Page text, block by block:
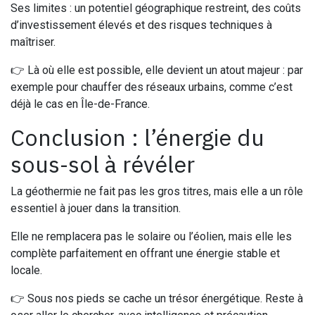
Ses limites : un potentiel géographique restreint, des coûts
d’investissement élevés et des risques techniques à
maîtriser.
👉 Là où elle est possible, elle devient un atout majeur : par
exemple pour chauffer des réseaux urbains, comme c’est
déjà le cas en Île-de-France.
Conclusion : l’énergie du
sous-sol à révéler
La géothermie ne fait pas les gros titres, mais elle a un rôle
essentiel à jouer dans la transition.
Elle ne remplacera pas le solaire ou l’éolien, mais elle les
complète parfaitement en offrant une énergie stable et
locale.
👉 Sous nos pieds se cache un trésor énergétique. Reste à